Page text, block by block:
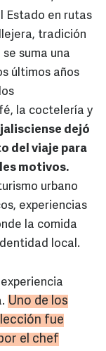
Estado en rutas
tradición
suma una
últimos años
la coctelería y
dejó
del viaje para
motivos.
urbano
experiencias
la comida
local.
Uno de los
fue
el chef